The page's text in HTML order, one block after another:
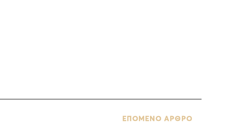
ΕΠΟΜΕΝΟ ΑΡΘΡΟ